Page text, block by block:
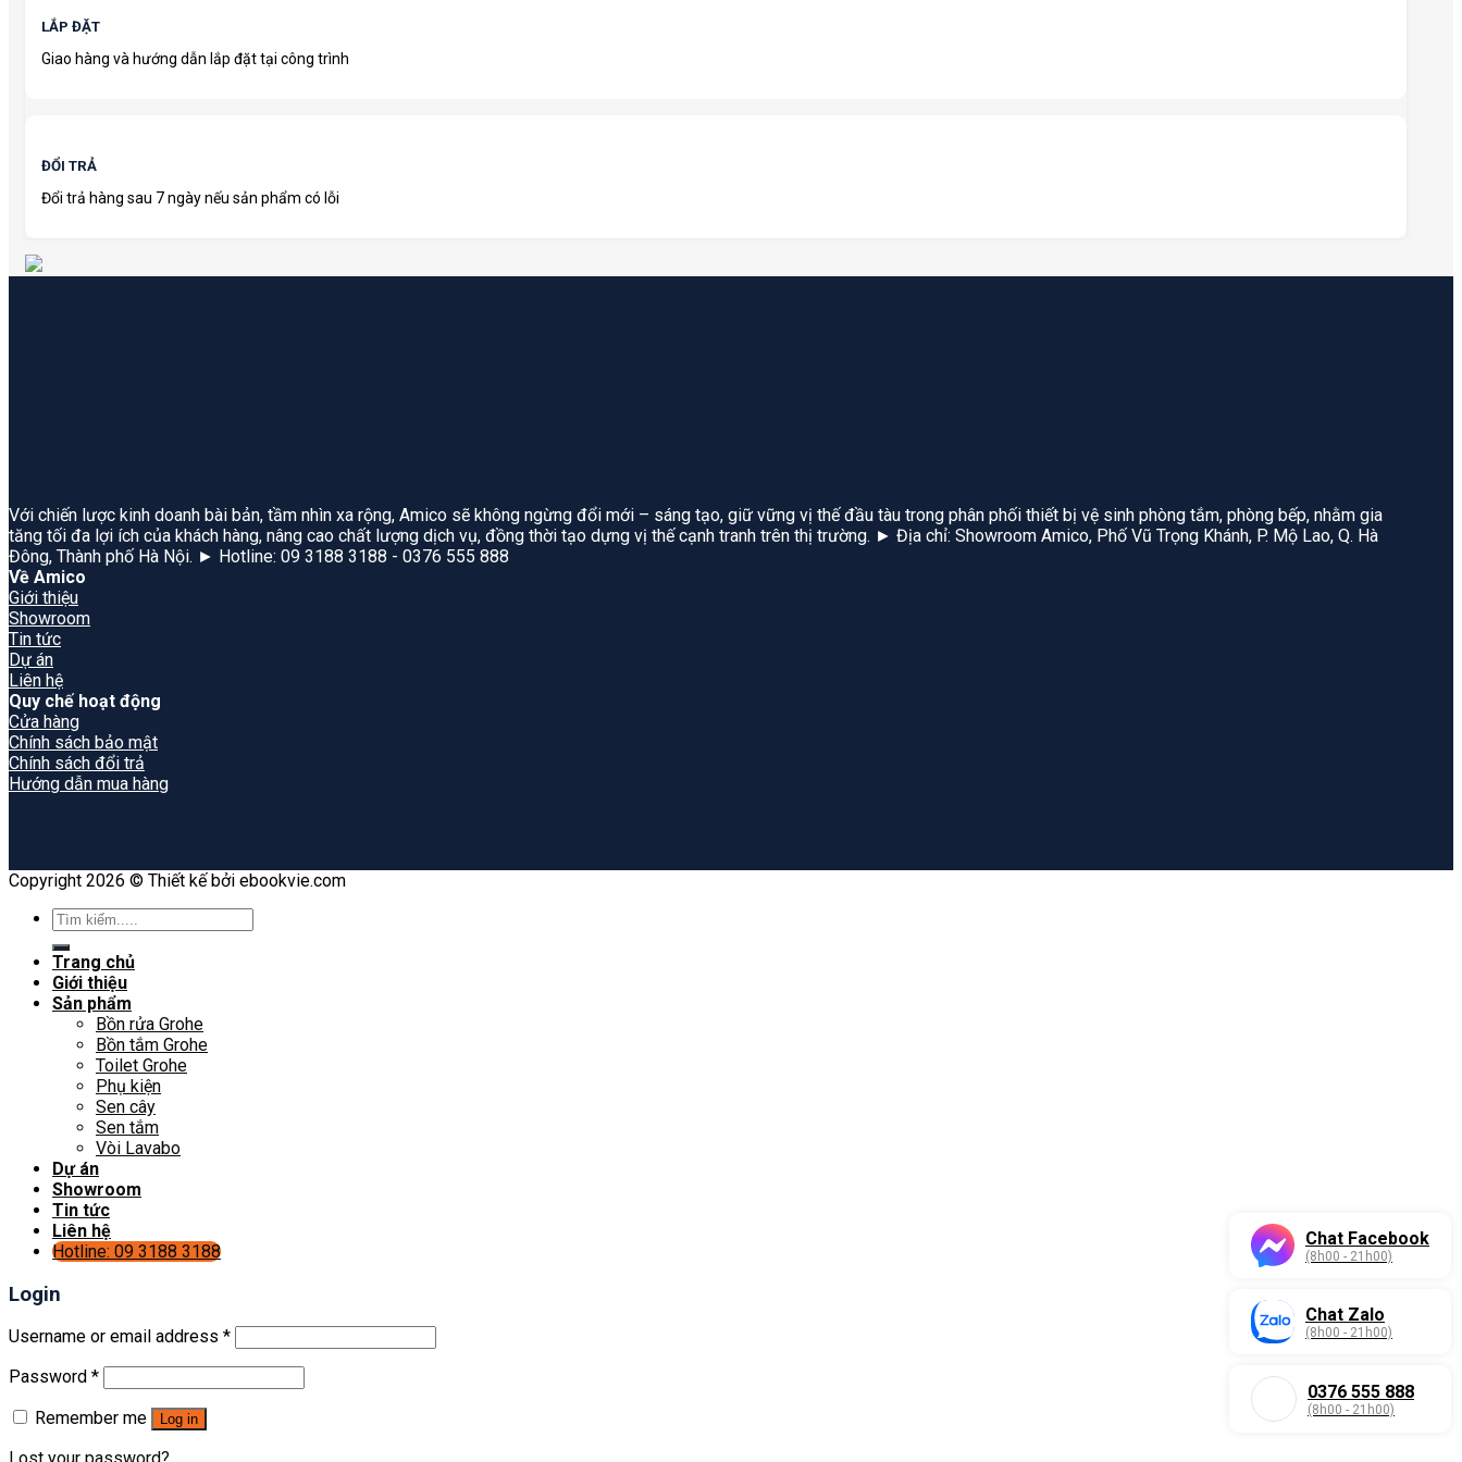
LẮP ĐẶT
Giao hàng và hướng dẫn lắp đặt tại công trình
ĐỔI TRẢ
Đổi trả hàng sau 7 ngày nếu sản phẩm có lỗi
Với chiến lược kinh doanh bài bản, tầm nhìn xa rộng, Amico sẽ không ngừng đổi mới – sáng tạo, giữ vững vị thế đầu tàu trong phân phối thiết bị vệ sinh phòng tắm, phòng bếp, nhằm gia
tăng tối đa lợi ích của khách hàng, nâng cao chất lượng dịch vụ, đồng thời tạo dựng vị thế cạnh tranh trên thị trường. ► Địa chỉ: Showroom Amico, Phố Vũ Trọng Khánh, P. Mộ Lao, Q. Hà
Đông, Thành phố Hà Nội. ► Hotline: 09 3188 3188 - 0376 555 888
Về Amico
Giới thiệu
Showroom
Tin tức
Dự án
Liên hệ
Quy chế hoạt động
Cửa hàng
Chính sách bảo mật
Chính sách đổi trả
Hướng dẫn mua hàng
Copyright 2026 © Thiết kế bởi ebookvie.com
Search
for:
Trang chủ
Giới thiệu
Sản phẩm
Bồn rửa Grohe
Bồn tắm Grohe
Toilet Grohe
Phụ kiện
Sen cây
Sen tắm
Vòi Lavabo
Dự án
Showroom
Tin tức
Liên hệ
Hotline: 09 3188 3188
Chat Facebook
(8h00 - 21h00)
Chat Zalo
(8h00 - 21h00)
0376 555 888
(8h00 - 21h00)
Login
Username or email address *
Password *
Remember me
Log in